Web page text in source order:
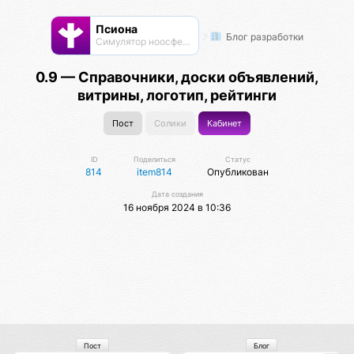
Псиона
Cимулятор ноосферы Блог разработки
0.9 — Справочники, доски объявлений,
витрины, логотип, рейтинги
Пост Солики Кабинет
ID
814
Поделиться
item814
Статус
Опубликован
Дата создания
16 ноября 2024 в 10:36
Пост Блог